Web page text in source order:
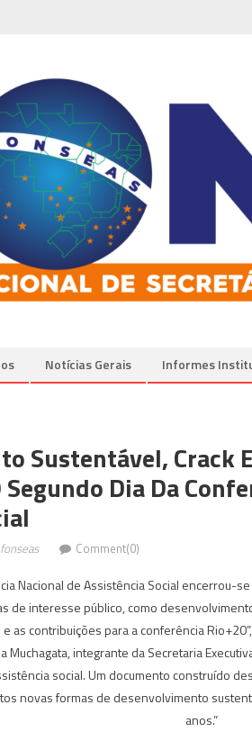
Notí­cias Gerais Informes
Sustentável, Crack
Dia Da
fonseas Comment(0)
Nacional de Assistência Social encerrou-
de interesse público, como
e as contribuições para a conferência
Muchagata, integrante da Secretaria
social. Um documento construído
novas formas de desenvolvimento
anos.”